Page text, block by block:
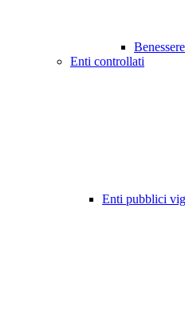
Enti controllati
Enti pubblici